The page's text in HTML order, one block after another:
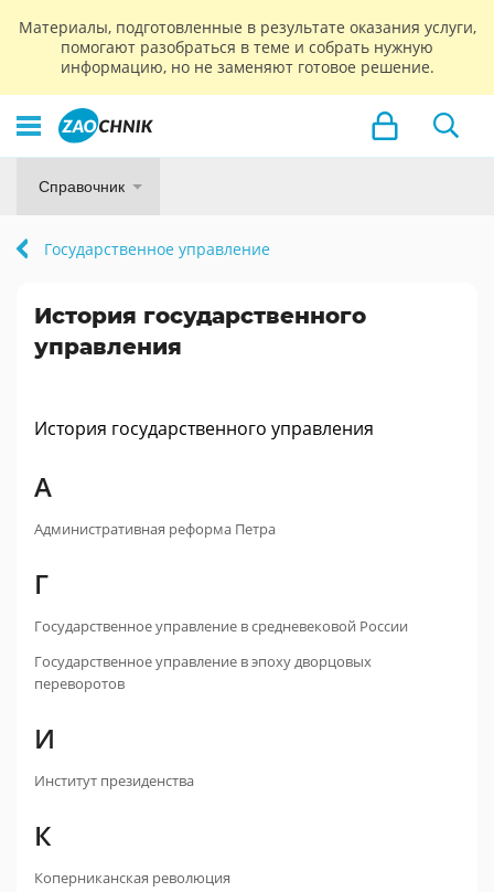
Материалы, подготовленные в результате оказания услуги,
помогают разобраться в теме и собрать нужную
информацию, но не заменяют готовое решение.
Справочник
Государственное управление
История государственного
управления
История государственного управления
А
Административная реформа Петра
Г
Государственное управление в средневековой России
Государственное управление в эпоху дворцовых
переворотов
И
Институт президенства
К
Коперниканская революция